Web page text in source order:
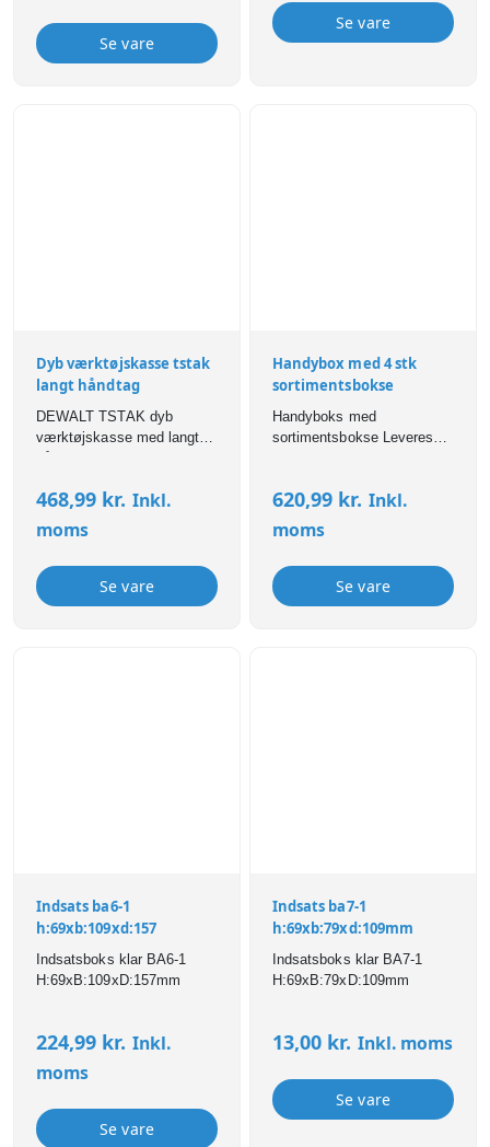
Se vare
Se vare
Dyb værktøjskasse tstak
langt håndtag
DEWALT TSTAK dyb
værktøjskasse med langt
kapacitet til værktøj.
468,99 kr. Inkl.
moms
Se vare
Handybox med 4 stk
sortimentsbokse
Handyboks med
sortimentsbokse Leveres
17 (El nr 8597202070)
620,99 kr. Inkl.
moms
Se vare
Indsats ba6-1
h:69xb:109xd:157
Indsatsboks klar BA6-1
H:69xB:109xD:157mm
224,99 kr. Inkl.
moms
Se vare
Indsats ba7-1
h:69xb:79xd:109mm
Indsatsboks klar BA7-1
H:69xB:79xD:109mm
13,00 kr. Inkl. moms
Se vare